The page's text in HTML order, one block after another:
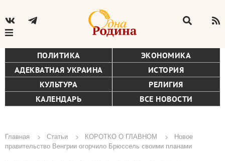
ПОЛИТИКА
ЭКОНОМИКА
АДЕКВАТНАЯ УКРАИНА
ИСТОРИЯ
КУЛЬТУРА
РЕЛИГИЯ
КАЛЕНДАРЬ
ВСЕ НОВОСТИ
Строка
Главная Статьи КОРОТКО О ГЛАВНОМ
Новое
правительство Венгрии огорчило Брюссель своими планами